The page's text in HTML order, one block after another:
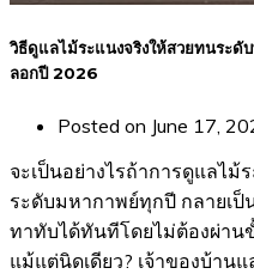
วิธีดูแลไม้ระแนงจริงให้สวยทนระดั
ลอกปี 2026
Posted on June 17,
จะเป็นอย่างไรถ้าการดูแลไม้
ระดับมหากาพย์ทุกปี กลายเป็
ทาทับได้ทันทีโดยไม่ต้องผ่า
แม้แต่นิดเดียว? เจ้าของบ้า